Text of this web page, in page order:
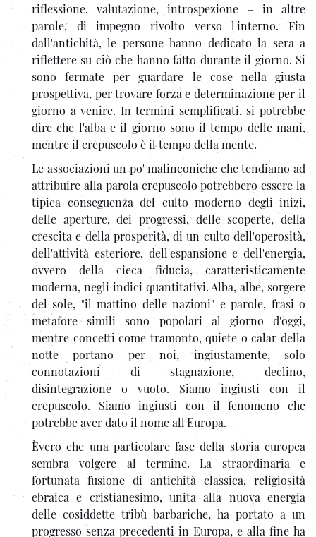
riflessione, valutazione, introspezione – in altre
parole, di impegno rivolto verso l'interno. Fin
dall'antichità, le persone hanno dedicato la sera a
riflettere su ciò che hanno fatto durante il giorno. Si
sono fermate per guardare le cose nella giusta
prospettiva, per trovare forza e determinazione per il
giorno a venire. In termini semplificati, si potrebbe
dire che l'alba e il giorno sono il tempo delle mani,
mentre il crepuscolo è il tempo della mente.
Le associazioni un po' malinconiche che tendiamo ad
attribuire alla parola crepuscolo potrebbero essere la
tipica conseguenza del culto moderno degli inizi,
delle aperture, dei progressi, delle scoperte, della
crescita e della prosperità, di un culto dell'operosità,
dell'attività esteriore, dell'espansione e dell'energia,
ovvero della cieca fiducia, caratteristicamente
moderna, negli indici quantitativi. Alba, albe, sorgere
del sole, "il mattino delle nazioni" e parole, frasi o
metafore simili sono popolari al giorno d'oggi,
mentre concetti come tramonto, quiete o calar della
notte portano per noi, ingiustamente, solo
connotazioni di stagnazione, declino,
disintegrazione o vuoto. Siamo ingiusti con il
crepuscolo. Siamo ingiusti con il fenomeno che
potrebbe aver dato il nome all'Europa.
Èvero che una particolare fase della storia europea
sembra volgere al termine. La straordinaria e
fortunata fusione di antichità classica, religiosità
ebraica e cristianesimo, unita alla nuova energia
delle cosiddette tribù barbariche, ha portato a un
progresso senza precedenti in Europa, e alla fine ha